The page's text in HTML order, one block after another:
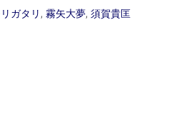
ガタリ , 霧矢大夢, 須賀貴匡